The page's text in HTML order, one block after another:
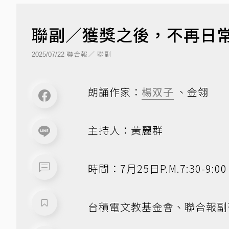
聯副／獲獎之後，不再日
2025/07/22 聯合報／ 聯副
朗誦作家： 楊双子 、金翎
主持人：黃麗群
時間：7月25日P.M.7:30-9:00
台積電文教基金會、聯合報